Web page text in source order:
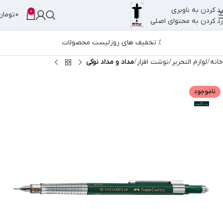
رد کردن به ناوبری
رد کردن به محتوای اصلی
0
0
% تخفیف های روزلیست محصولات
خانه لوازم التحریر نوشت افزار مداد و مداد نوکی
ناموجود